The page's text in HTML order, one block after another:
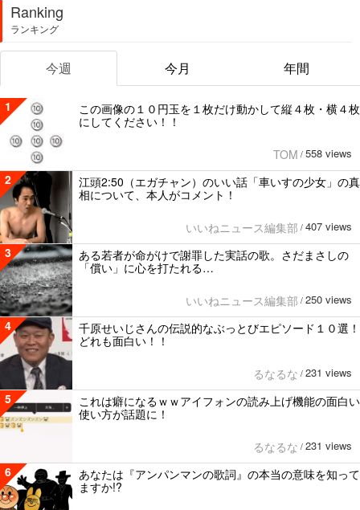
Ranking
ランキング
今週 今月 年間
1
この画像の１０円玉を１枚だけ動かして縦４枚・横４枚
にしてください！！
TOM / 558 views
2
江頭2:50（エガチャン）のいい話「車いすの少女」の真
相について、本人がコメント！
いいねニュース編集部 / 407 views
3
ある若者が命がけで謝罪した実話の歌。さだまさしの
「償い」に心を打たれる…
いいねニュース編集部 / 250 views
4
千原せいじさんの伝説的なぶっとびエピソード１０選！
どれも面白い！！
るなるな / 231 views
5
これは癖になるｗｗアイフォンの読み上げ機能の面白い
使い方が話題に！
るなるな / 231 views
6
あなたは『アンパンマンの歌詞』の本当の意味を知って
ますか!?